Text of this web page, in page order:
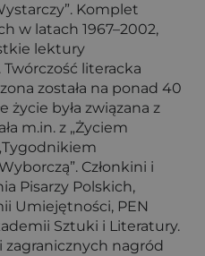
Komplet
w latach 1967–2002,
lektury
literacka
została na ponad 40
życie była związana z
m.in. z „Życiem
Członkini i
Pisarzy Polskich,
Umiejętności, PEN
Sztuki i Literatury.
zagranicznych nagród